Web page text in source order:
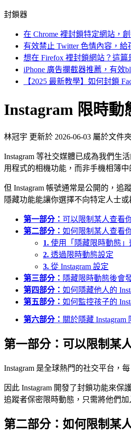
封鎖器
在 Chrome 裡封鎖特定網站，
有效禁止 Twitter 色情內容，
想在 Firefox 裡封鎖網站？這篇
iPhone 廣告攔截器推薦，有效
【2025 最新教學】如何封鎖
Instagram 限時動
林冠宇 更新於 2026-06-03 屬於文件
Instagram 等社交媒體已成為我們生
用程式的相機功能，而非手機相簿
但 Instagram 帳號通常是公開的，
隱藏功能能讓你選擇不向特定人士
第一部分： 可以限制某人查看
第二部分： 如何限制某人查看
1. 使用「隱藏限時動態」
2. 透過限時動態設定
3. 從 Instagram 設定
第三部分： 隱藏限時動態後會
第四部分： 如何隱藏他人的
第五部分： 如何監控孩子的
第六部分： 關於隱藏
第一部分：可以限制某
Instagram 是全球熱門的社交平台，
因此 Instagram 開發了封鎖功能來
追蹤者保密限時動態，只需將他們加
第二部分：如何限制某